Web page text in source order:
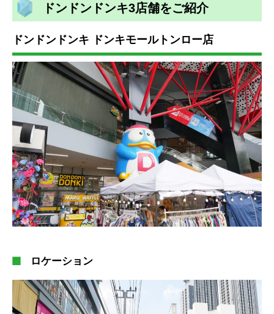
ドンドンドンキ3店舗をご紹介
ドンドンドンキ ドンキモールトンロー店
ロケーション